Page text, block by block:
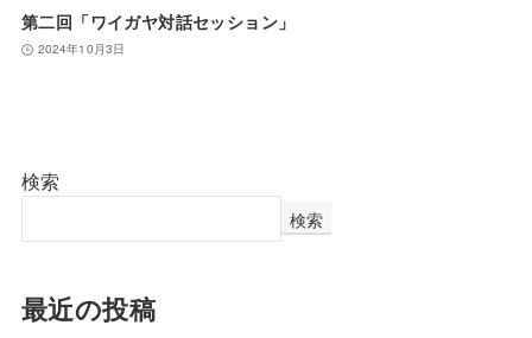
第二回「ワイガヤ対話セッション」
2024年10月3日
検索
検索
最近の投稿